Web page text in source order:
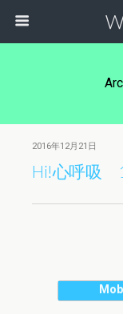
2016年12月21日
Hi!心呼吸